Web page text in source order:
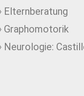
Elternberatung
Graphomotorik
Neurologie: